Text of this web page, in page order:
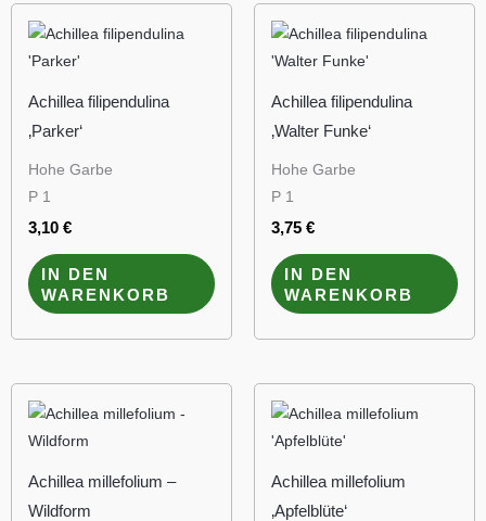
Achillea filipendulina
‚Parker‘
Hohe Garbe
P 1
3,10 €
IN DEN
WARENKORB
Achillea filipendulina
‚Walter Funke‘
Hohe Garbe
P 1
3,75 €
IN DEN
WARENKORB
Achillea millefolium –
Wildform
Achillea millefolium
‚Apfelblüte‘